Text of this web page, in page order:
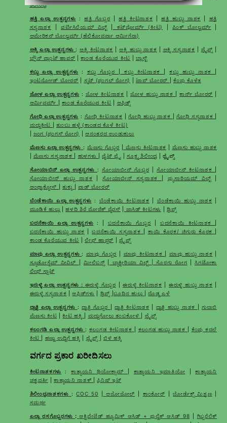
ಶಿಲೀಂಧ್ರ
ಹತ್ತಿ ಎಲ್ಲಾ ಉತ್ಪನ್ನಗಳು :ಹತ್ತಿ ಗೊಬ್ಬರ |ಹತ್ತಿ ಕೀಟನಾಶಕ |ಹತ್ತಿ ಹುಬ್ಬು ನಾಶಕ
ಹತ್ತಿ
ಸಸ್ಯನಾಶಕ |ವರ್ಟಿಸಿಲಿಯಮ್ ವಿಲ್ಟ್ ಕಟ್‌ವೋರ್ಮ್ (ಕೀಟ) |ಪಿಂಕ್ ಬೋಲ್ವರ್ಮ್
ಅಮೇರಿಕನ್ ಬೋಲ್ವರ್ಮ್ (ಹೆಲಿಕೋವರ್ಪಾ ಆರ್ಮಿಗೆರಾ)
ಅಕ್ಕಿ ಎಲ್ಲಾ ಉತ್ಪನ್ನಗಳು :ಅಕ್ಕಿ ಕೀಟನಾಶಕ |ಅಕ್ಕಿ ಹುಬ್ಬು ನಾಶಕ ಅಕ್ಕಿ ಸಸ್ಯನಾಶಕ ಥ್ರೈಪ್ಸ್
ಬ್ರೌನ್ ಪ್ಲಾಂಟ್ ಹಾಪರ್ |ಕಾಂಡ ಕೊರೆಯುವ ಕೀಟ |ಬ್ಲಾಸ್ಟ್
ಕಬ್ಬು ಎಲ್ಲಾ ಉತ್ಪನ್ನಗಳು : ಕಬ್ಬು ಗೊಬ್ಬರ ಕಬ್ಬು ಕೀಟನಾಶಕ |ಕಬ್ಬು ಹುಬ್ಬು ನಾಶಕ
ಇಂಟರ್ನೋಡ್ ಬೋರರ್
ಸ್ಮಟ್ (ಫಂಗಲ್ ರೋಗ) |ಟಾಪ್ ಬೋರರ್ ಕೆಂಪು ಕೊಳೆತ
ಜೋಳ ಎಲ್ಲಾ ಉತ್ಪನ್ನಗಳು : ಜೋಳ ಕೀಟನಾಶಕ |ಜೋಳ ಹುಬ್ಬು ನಾಶಕ |ಕಾರ್ನ್ ಬೋರರ್
ಆರ್ಮಿವರ್ಮ್
|ಕಾಂಡ ಕೊರೆಯುವ ಕೀಟ ಆಫಿಡ್ಸ್
ಗೋಧಿ ಎಲ್ಲಾ ಉತ್ಪನ್ನಗಳು : ಗೋಧಿ ಕೀಟನಾಶಕ |ಗೋಧಿ ಹುಬ್ಬು ನಾಶಕ |ಗೋಧಿ ಸಸ್ಯನಾಶಕ
ಮದ್ದುಕೀಟ
|ತುಂಬು ಹಳ್ಳೆ (ಕಾಂಡದ ಕೊಳೆ ಕೀಟ)
ಜಂಗ (ಫಂಗಸ್ ರೋಗ) |ಆನಂತರದ ಉಂಡುಕುಲು
ಮೆಣಸು ಎಲ್ಲಾ ಉತ್ಪನ್ನಗಳು : ಮೆಣಸು ಗೊಬ್ಬರ ಮೆಣಸು ಕೀಟನಾಶಕ
ಮೆಣಸು ಹುಬ್ಬು ನಾಶಕ
ಮೆಣಸು ಸಸ್ಯನಾಶಕ ಹುಳಗಳು |ವೈಟ್ ಫ್ಲೈ |ಸೂಕ್ಷ್ಮ ಶಿಲೀಂಧ್ರ | ಥ್ರೈಪ್ಸ್
ಸೋಯಾಬಿನ್ ಎಲ್ಲಾ ಉತ್ಪನ್ನಗಳು : ಸೋಯಾಬೀನ್ ಗೊಬ್ಬರ |ಸೋಯಾಬೀನ್ ಕೀಟನಾಶಕ
ಸೋಯಾಬೀನ್ ಹುಬ್ಬು ನಾಶಕ |ಸೋಯಾಬೀನ್ ಸಸ್ಯನಾಶಕ ಫ್ಯುಸಾರಿಯಮ್ ವಿಲ್ಟ್
ಆಂಥ್ರಾಕ್ನೋಸ್
|ತುಕ್ಕು |ಪಾಡ್ ಬೋರರ್
ಬೆಂಡೆಕಾಯಿ ಎಲ್ಲಾ ಉತ್ಪನ್ನಗಳು : ಬೆಂಡೆಕಾಯಿ ಕೀಟನಾಶಕ ಬೆಂಡೆಕಾಯಿ ಹುಬ್ಬು ನಾಶಕ
ಮೂಡಿಕೆ ಹುಲ್ಲು |ಹಳದಿ ಶಿರೆ ಮೋಜಿಕ್ ವೈರಸ್ ಜಾಸಿಡ್ ಕೀಟಗಳು ಥ್ರಿಪ್ಸ್
ಬದನೆಕಾಯಿ ಎಲ್ಲಾ ಉತ್ಪನ್ನಗಳು : | ಬದನೆಕಾಯಿ ಗೊಬ್ಬರ ಬದನೆಕಾಯಿ ಕೀಟನಾಶಕ
ಬದನೆಕಾಯಿ ಹುಬ್ಬು ನಾಶಕ |ಬದನೆಕಾಯಿ ಸಸ್ಯನಾಶಕ ಕಾಯಿ ಕೊರಕ/ ಚಿಗುರು ಕೊರಕ
ಕಾಂಡ ಕೊರೆಯುವ ಕೀಟ |ಲೀಫ್ ಹಾಪ್ಪರ್ |ಥ್ರೈಪ್ಸ್
ಮಾವು ಎಲ್ಲಾ ಉತ್ಪನ್ನಗಳು : ಮಾವು ಗೊಬ್ಬರ ಮಾವು ಕೀಟನಾಶಕ ಮಾವು ಹುಬ್ಬು ನಾಶಕ
ಸ್ಯೂಡೋಸ್ಟೆಮ್ ವೀವಿಲ್
ಮೀಲಿಬಗ್ಸ್ ಬ್ಯಾಕ್ಟೀರಿಯಾ ವಿಲ್ಟ್ | ಸೊರಗು ರೋಗ |ಸಿಗಟೋಕಾ
ಲೀಫ್ ಸ್ಪಾಟ್
ಇರುಳ್ಳಿ ಎಲ್ಲಾ ಉತ್ಪನ್ನಗಳು : ಈರುಳ್ಳಿ ಗೊಬ್ಬರ |ಈರುಳ್ಳಿ ಕೀಟನಾಶಕ |ಈರುಳ್ಳಿ ಹುಬ್ಬು ನಾಶಕ
ಈರುಳ್ಳಿ ಸಸ್ಯನಾಶಕ |ಆಫಿಡ್‌ಗಳು ಥ್ರಿಪ್ಸ್ |ಬೂದಿನ ಹುಲ್ಲು |ದೊಡ್ಡ ಎಳೆ
ದ್ರಾಕ್ಷಿ ಎಲ್ಲಾ ಉತ್ಪನ್ನಗಳು :ದ್ರಾಕ್ಷಿ ಗೊಬ್ಬರ |ದ್ರಾಕ್ಷಿ ಕೀಟನಾಶಕ ದ್ರಾಕ್ಷಿ ಹುಬ್ಬು ನಾಶಕ |ಗುಲಾಬಿ
ಮೆಣಸು ಕೀಟ |ಕೀಟ ಹಕ್ಕಿ ಮದ್ದುಗೋಲು ತಂಬಕೋಳಿ ಥ್ರೈಪ್ಸ್
ಕಲಂಗಡಿ ಎಲ್ಲಾ ಉತ್ಪನ್ನಗಳು : ಕಲಂಗಡ ಕೀಟನಾಶಕ ಕಲಂಗಡ ಹುಬ್ಬು ನಾಶಕ
ಕೆಂಪು ಕದಲೆ
ಕೀಟ
ಹಣ್ಣು ಉದ್ದಿಗೆ ಹಕ್ಕಿ ಥ್ರೈಪ್ಸ್ |ಬಿಳಿ ಹಕ್ಕಿ
ವರ್ಗದ ಪ್ರಕಾರ ಖರೀದಿಸಲು
ಕೀಟನಾಶಕಗಳು :ಕಾತ್ಯಾಯನಿ ಥಿಯೋಕ್ಸಾಮ್ ಕಾತ್ಯಾಯನಿ ಇಮಾತಿಯೋ |ಕಾತ್ಯಾಯನಿ
ಚಕ್ರವರ್ತಿ |ಕಾತ್ಯಾಯನಿ ನಾಶಕ್ |ಫಿನಿಷ್ ಇಟ್
ಶಿಲೀಂಧ್ರನಾಶಕಗಳು :COC 50 ಅಜೋಜೋಲ್ ಕಾಂಕೋರ್ |ಬೋರ್ಡೆಕ್ಸ್ ಮಿಶ್ರಣ
ಸಮರ್ಥ
ಎಲ್ಲಾ ರಸಗೊಬ್ಬರಗಳು : ಆಕ್ಟಿವೇಟೆಡ್ ಹ್ಯೂಮಿಕ್ ಆಸಿಡ್ + ಫುಲ್ವಿಕ್ ಆಸಿಡ್ 98
ಗಿಬ್ಬರೆಲಿಕ್